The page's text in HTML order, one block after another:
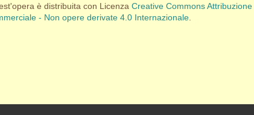
è distribuita con Licenza Creative Commons Attribuzione
- Non opere derivate 4.0 Internazionale